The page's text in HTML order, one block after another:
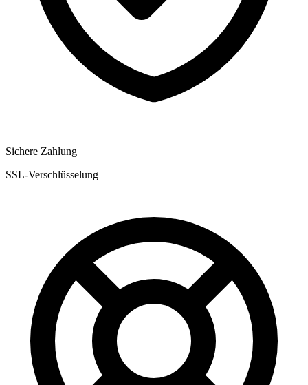
Sichere Zahlung
SSL-Verschlüsselung